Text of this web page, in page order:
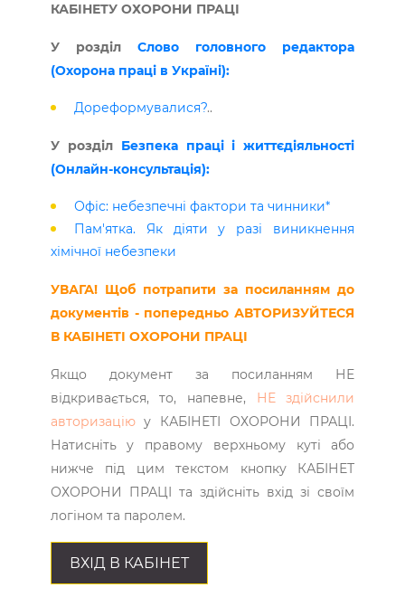
КАБІНЕТУ ОХОРОНИ ПРАЦІ
У розділ Слово головного редактора
(Охорона праці в Україні):
Дореформувалися?..
У розділ Безпека праці і життєдіяльності
(Онлайн-консультація):
Офіс: небезпечні фактори та чинники*
Пам'ятка. Як діяти у разі виникнення
хімічної небезпеки
УВАГА! Щоб потрапити за посиланням до
документів - попередньо АВТОРИЗУЙТЕСЯ
В КАБІНЕТІ ОХОРОНИ ПРАЦІ
Якщо документ за посиланням НЕ
відкривається, то, напевне, НЕ здійснили
авторизаціюу КАБІНЕТІ ОХОРОНИ ПРАЦІ.
Натисніть у правому верхньому куті або
нижче під цим текстом кнопку КАБІНЕТ
ОХОРОНИ ПРАЦІ та здійсніть вхід зі своїм
логіном та паролем.
ВХІД В КАБІНЕТ